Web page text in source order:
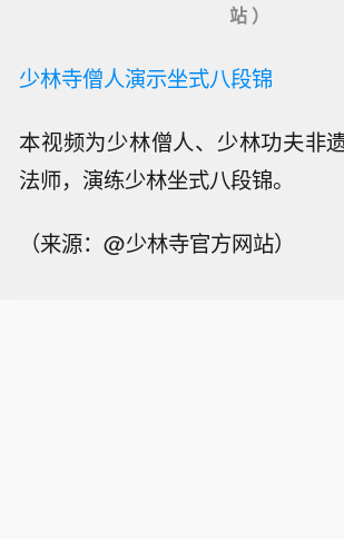
站 ）
少林寺僧人演示坐式八段锦
本视频为少林僧人、少林功夫非
法师，演练少林坐式八段锦。
（来源：@少林寺官方网站）